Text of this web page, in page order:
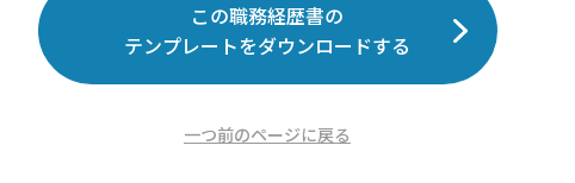
この職務経歴書の
テンプレートをダウンロードする
一つ前のページに戻る